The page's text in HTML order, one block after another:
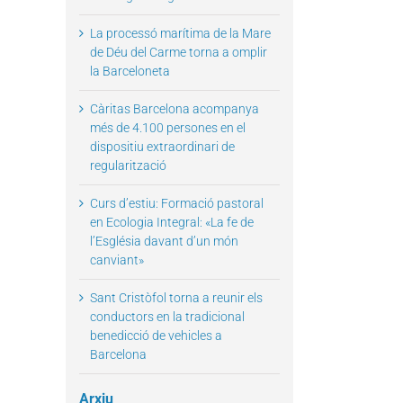
La processó marítima de la Mare
de Déu del Carme torna a omplir
la Barceloneta
Càritas Barcelona acompanya
més de 4.100 persones en el
dispositiu extraordinari de
regularització
Curs d’estiu: Formació pastoral
en Ecologia Integral: «La fe de
l’Església davant d’un món
canviant»
Sant Cristòfol torna a reunir els
conductors en la tradicional
benedicció de vehicles a
Barcelona
Arxiu